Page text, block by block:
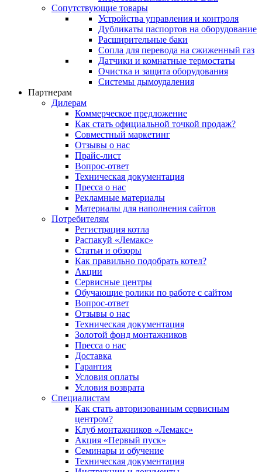
Сопутствующие товары
Устройства управления и контроля
Дубликаты паспортов на оборудование
Расширительные баки
Сопла для перевода на сжиженный газ
Датчики и комнатные термостаты
Очистка и защита оборудования
Системы дымоудаления
Партнерам
Дилерам
Коммерческое предложение
Как стать официальной точкой продаж?
Совместный маркетинг
Отзывы о нас
Прайс-лист
Вопрос-ответ
Техническая документация
Пресса о нас
Рекламные материалы
Материалы для наполнения сайтов
Потребителям
Регистрация котла
Распакуй «Лемакс»
Статьи и обзоры
Как правильно подобрать котел?
Акции
Сервисные центры
Обучающие ролики по работе с сайтом
Вопрос-ответ
Отзывы о нас
Техническая документация
Золотой фонд монтажников
Пресса о нас
Доставка
Гарантия
Условия оплаты
Условия возврата
Специалистам
Как стать авторизованным сервисным
центром?
Клуб монтажников «Лемакс»
Акция «Первый пуск»
Семинары и обучение
Техническая документация